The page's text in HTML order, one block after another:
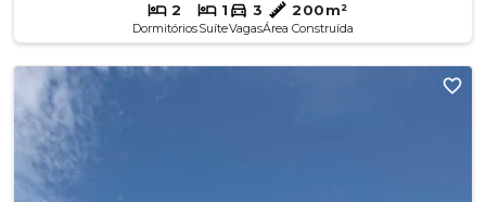
2
Dormitórios
1
Suíte
3
Vagas
200m²
Área Construída